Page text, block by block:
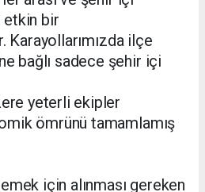
etkin bir
Karayollarımızda ilçe
bağlı sadece şehir içi
yeterli ekipler
ömrünü tamamlamış
için alınması gereken